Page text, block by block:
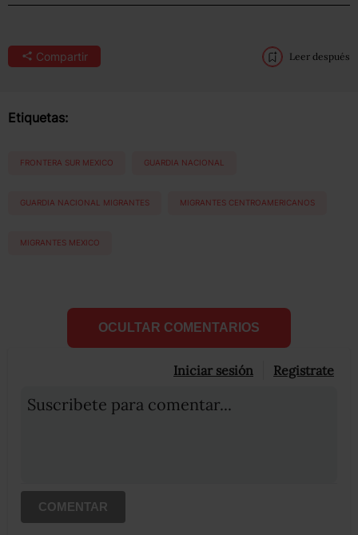
Compartir Leer después
Etiquetas:
FRONTERA SUR MEXICO GUARDIA NACIONAL
GUARDIA NACIONAL MIGRANTES MIGRANTES CENTROAMERICANOS
MIGRANTES MEXICO
OCULTAR COMENTARIOS
Iniciar sesión Registrate
Suscribete para comentar...
COMENTAR